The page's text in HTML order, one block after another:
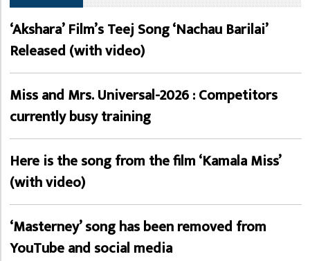
‘Akshara’ Film’s Teej Song ‘Nachau Barilai’
Released (with video)
Miss and Mrs. Universal-2026 : Competitors
currently busy training
Here is the song from the film ‘Kamala Miss’
(with video)
‘Masterney’ song has been removed from
YouTube and social media